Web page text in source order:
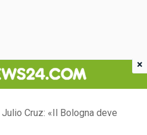
Julio Cruz: «Il Bologna deve
×